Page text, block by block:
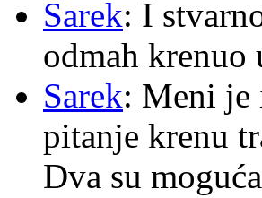
Sarek: I
odmah krenuo
Sarek: Meni je
pitanje krenu
Dva su